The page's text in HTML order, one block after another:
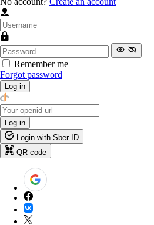
Remember me
Forgot password
Log in
Log in
Login with Sber ID
QR code